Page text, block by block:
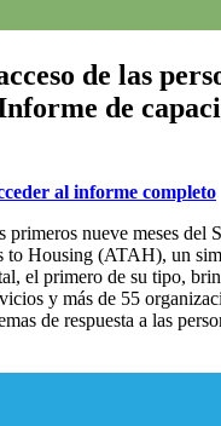
de las
de
al informe completo
primeros nueve meses del
to Housing (ATAH), un
el primero de su tipo,
y más de 55
de respuesta a las